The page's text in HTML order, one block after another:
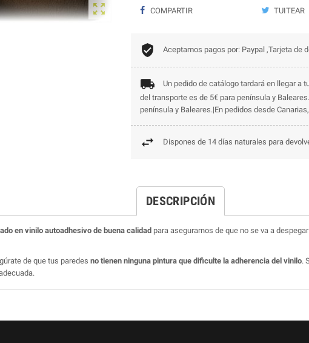
 COMPARTIR TUITEAR
Aceptamos pagos por: Paypal ,Tarjeta de
Un pedido de catálogo tardará en llegar a
del transporte es de 5€ para península y
península y Baleares.|En pedidos desde
Dispones de 14 días naturales para
DESCRIPCIÓN
en vinilo autoadhesivo de buena calidad para asegurarnos de que no se va a
de que tus paredes no tienen ninguna pintura que dificulte la adherencia del vinilo.